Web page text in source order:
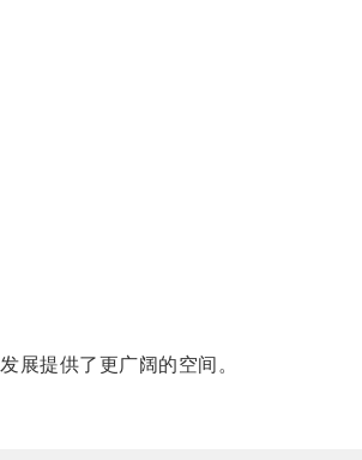
提供了更广阔的空间。